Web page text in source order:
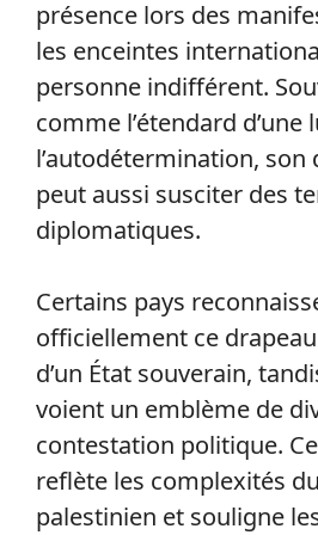
présence lors des
les enceintes
personne indifférent.
comme l’étendard
l’autodétermination,
peut aussi susciter des
diplomatiques.
Certains pays
officiellement ce
d’un État souverain,
voient un emblème de
contestation politique.
reflète les complexités
palestinien et souligne